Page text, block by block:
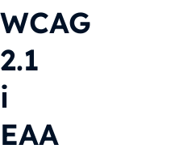
WCAG
2.1
i
EAA